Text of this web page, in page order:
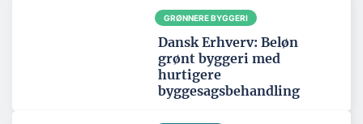
GRØNNERE BYGGERI
Dansk Erhverv: Beløn
grønt byggeri med
hurtigere
byggesagsbehandling